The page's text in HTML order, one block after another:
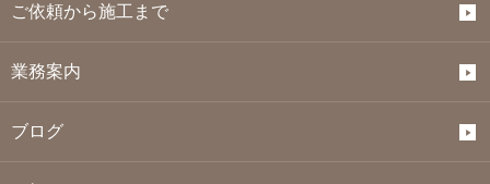
ご依頼から施工まで
業務案内
ブログ